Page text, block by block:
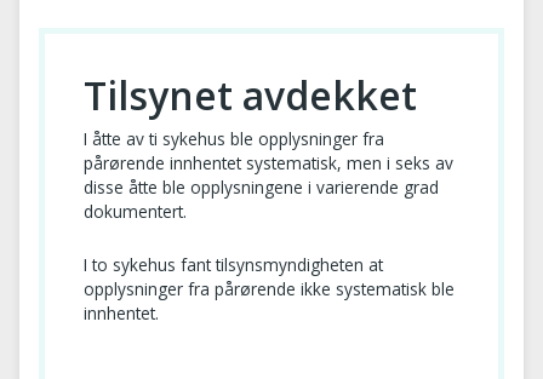
Tilsynet avdekket
I åtte av ti sykehus ble opplysninger fra
pårørende innhentet systematisk, men i seks av
disse åtte ble opplysningene i varierende grad
dokumentert.
I to sykehus fant tilsynsmyndigheten at
opplysninger fra pårørende ikke systematisk ble
innhentet.